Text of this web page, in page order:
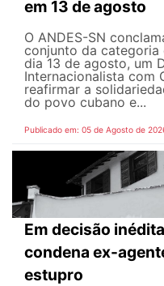
em 13 de agosto
O ANDES-SN
conjunto da categoria
dia 13 de agosto, um
Internacionalista com
reafirmar a
do povo cubano e...
Publicado em: 05 de Agosto de
Em decisão
condena ex-
estupro